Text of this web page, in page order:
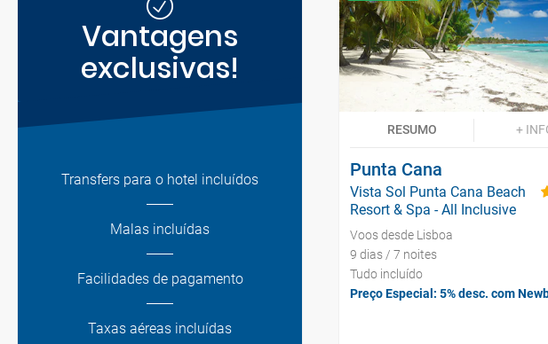
Vantagens
exclusivas!
Transfers para o hotel incluídos
Malas incluídas
Facilidades de pagamento
Taxas aéreas incluídas
RESUMO +
Punta Cana
Vista Sol Punta Cana Beach
Resort & Spa - All Inclusive
Voos desde Lisboa
9 dias / 7 noites
Tudo incluído
Preço Especial: 5% desc. com